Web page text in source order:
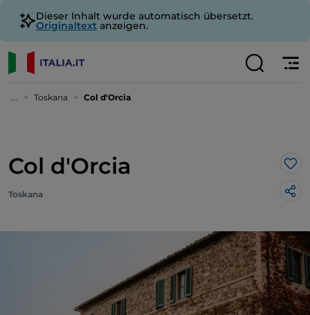
Dieser Inhalt wurde automatisch übersetzt.
Originaltext anzeigen.
... Toskana Col d'Orcia
Col d'Orcia
Toskana